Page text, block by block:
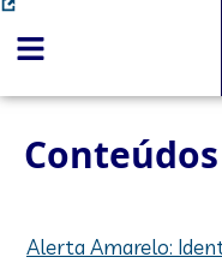
conteúdo
Alerta Amarelo: